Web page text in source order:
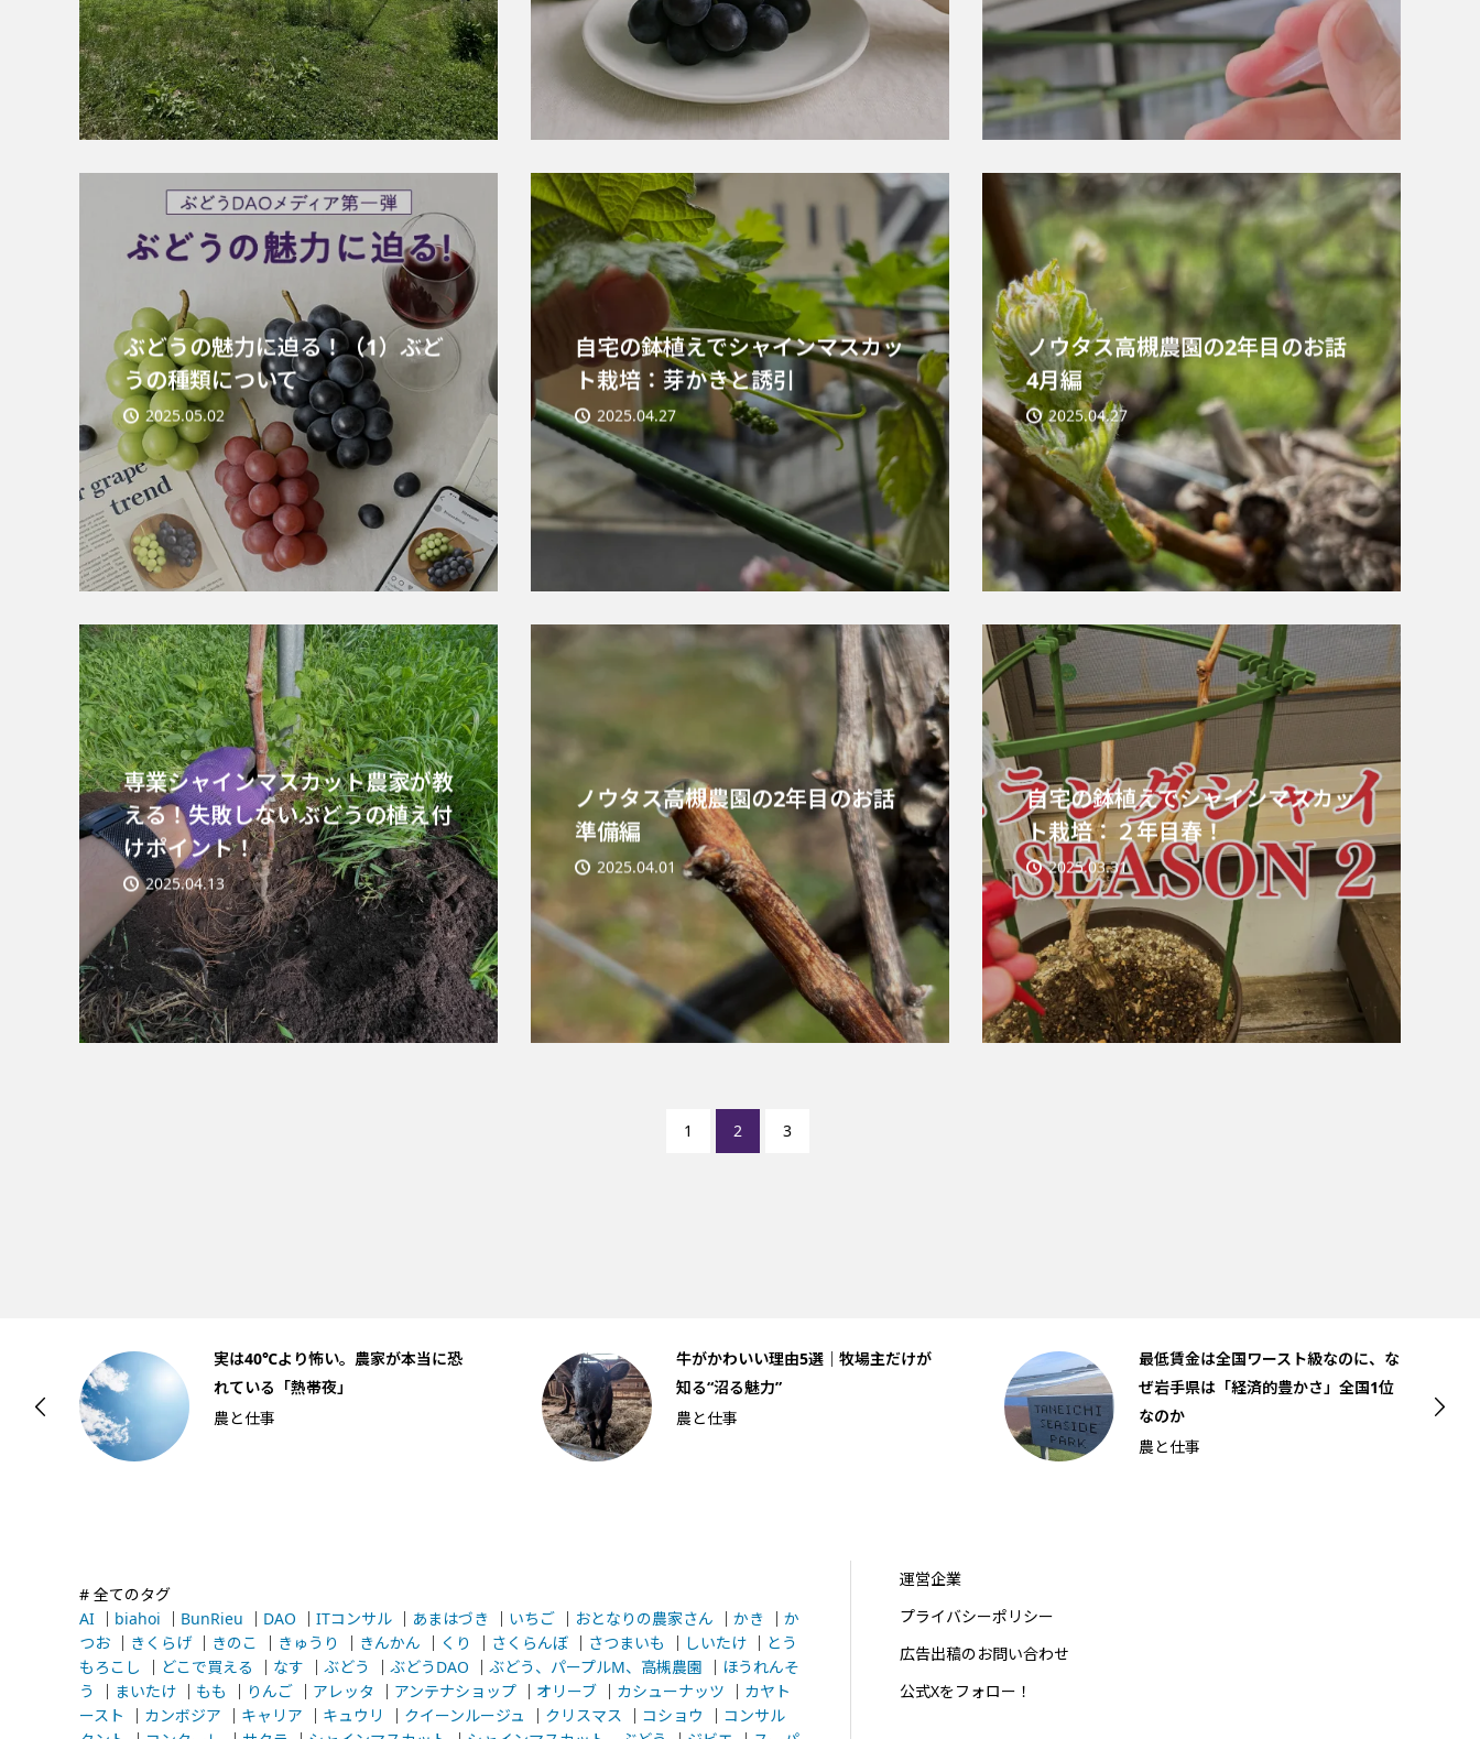
ぶどうの魅力に迫る！（1）ぶど
うの種類について
2025.05.02
自宅の鉢植えでシャインマスカッ
ト栽培：芽かきと誘引
2025.04.27
ノウタス高槻農園の2年目のお話
4月編
2025.04.27
専業シャインマスカット農家が教
える！失敗しないぶどうの植え付
けポイント！
2025.04.13
ノウタス高槻農園の2年目のお話
準備編
2025.04.01
自宅の鉢植えでシャインマスカッ
ト栽培：２年目春！
2025.03.31
1 2 3
実は40℃より怖い。農家が本当に恐
れている「熱帯夜」
農と仕事
牛がかわいい理由5選｜牧場主だけが
知る“沼る魅力”
農と仕事
最低賃金は全国ワースト級なのに、な
ぜ岩手県は「経済的豊かさ」全国1位
なのか
農と仕事
# 全てのタグ
AI ｜ biahoi ｜ BunRieu ｜ DAO ｜ ITコンサル ｜ あまはづき ｜ いちご ｜ おとなりの農家さん ｜ かき ｜ か
つお ｜ きくらげ｜ きのこ ｜ きゅうり ｜ きんかん ｜ くり ｜ さくらんぼ ｜ さつまいも ｜ しいたけ ｜ とう
もろこし
｜ どこで買える ｜ なす ｜ ぶどう ｜ ぶどうDAO ｜ ぶどう、パープルM、高槻農園 ｜ ほうれんそ
う
｜ まいたけ ｜ もも ｜ りんご ｜ アレッタ ｜ アンテナショップ ｜ オリーブ ｜ カシューナッツ ｜ カヤト
ースト
｜ カンボジア ｜ キャリア ｜ キュウリ ｜ クイーンルージュ ｜ クリスマス ｜ コショウ ｜ コンサル
運営企業
プライバシーポリシー
広告出稿のお問い合わせ
公式Xをフォロー！